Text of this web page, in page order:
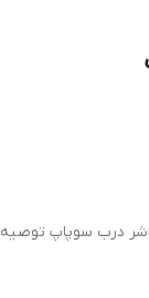
درب سوپاپ